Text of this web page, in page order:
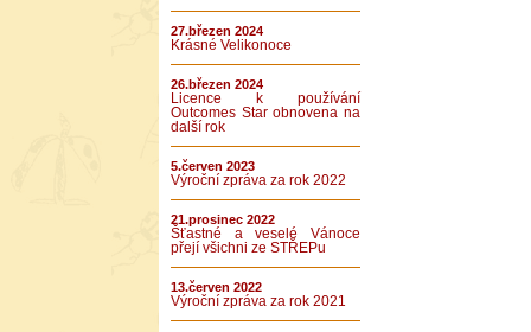
27.březen 2024
Krásné Velikonoce
26.březen 2024
Licence k používání
Outcomes Star obnovena na
další rok
5.červen 2023
Výroční zpráva za rok 2022
21.prosinec 2022
Šťastné a veselé Vánoce
přejí všichni ze STŘEPu
13.červen 2022
Výroční zpráva za rok 2021